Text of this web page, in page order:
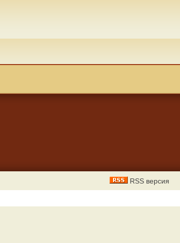
RSS версия